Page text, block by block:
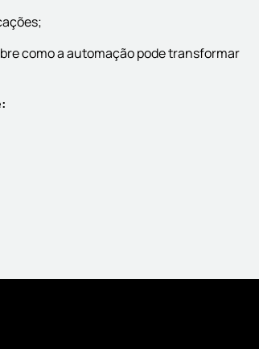
como a automação pode transformar